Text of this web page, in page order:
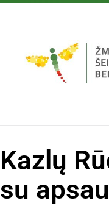
Kazlų
su